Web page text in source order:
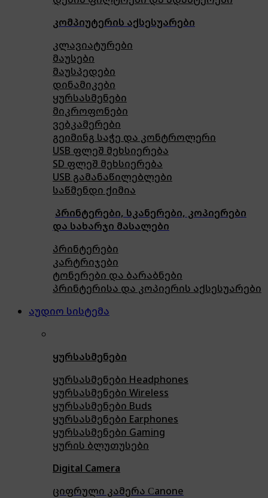
კომპიუტერის აქსესუარები
კლავიატურები
მაუსები
მაუსპედები
დინამიკები
ყურსასმენები
მიკროფონები
ვებკამერები
გეიმინგ საჭე და კონტროლერი
USB ფლეშ მეხსიერება
SD ფლეშ მეხსიერება
USB გამანაწილებლები
საწმენდი ქიმია
პრინტერები, სკანერები, კოპიერები
და სახარჯი მასალები
პრინტერები
კარტრიჯები
ტონერები და ბარაბნები
პრინტერისა და კოპიერის აქსესუარები
აუდიო სისტემა
ყურსასმენები
ყურსასმენები Headphones
ყურსასმენები Wireless
ყურსასმენები Buds
ყურსასმენები Earphones
ყურსასმენები Gaming
ყურის ბლუთუსები
Digital Camera
ციფრული კამერა Сanone